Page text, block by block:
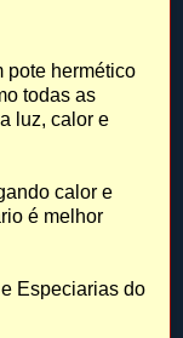
pote hermético
todas as
luz, calor e
calor e
é melhor
Especiarias do